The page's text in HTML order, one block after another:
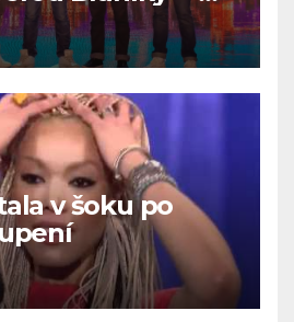
vteřin se
v šoku po